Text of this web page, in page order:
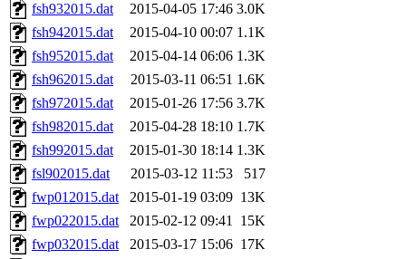
fsh932015.dat
2015-04-05 17:46 3.0K
fsh942015.dat
2015-04-10 00:07 1.1K
fsh952015.dat
2015-04-14 06:06 1.3K
fsh962015.dat
2015-03-11 06:51 1.6K
fsh972015.dat
2015-01-26 17:56 3.7K
fsh982015.dat
2015-04-28 18:10 1.7K
fsh992015.dat
2015-01-30 18:14 1.3K
fsl902015.dat
2015-03-12 11:53
517
fwp012015.dat
2015-01-19 03:09 13K
fwp022015.dat
2015-02-12 09:41 15K
fwp032015.dat
2015-03-17 15:06 17K